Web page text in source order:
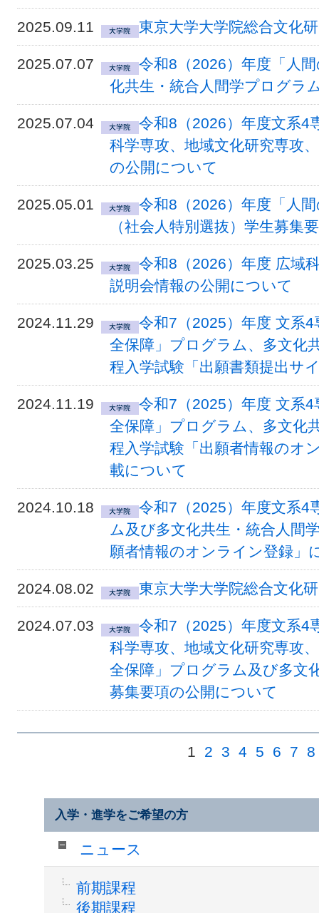
2025.09.11 東京大学大学院総合文化
2025.07.07
令和8（2026）年度「人
化共生・統合人間学プログラ
2025.07.04
令和8（2026）年度文系4
科学専攻、地域文化研究専攻
の公開について
2025.05.01
令和8（2026）年度「人
（社会人特別選抜）学生募集
2025.03.25
令和8（2026）年度 広域
説明会情報の公開について
2024.11.29
令和7（2025）年度 文系
全保障」プログラム、多文化
程入学試験「出願書類提出サ
2024.11.19
令和7（2025）年度 文系
全保障」プログラム、多文化
程入学試験「出願者情報のオ
載について
2024.10.18
令和7（2025）年度文系4
ム及び多文化共生・統合人間
願者情報のオンライン登録」
2024.08.02 東京大学大学院総合文化
2024.07.03
令和7（2025）年度文系4
科学専攻、地域文化研究専攻
全保障」プログラム及び多文
募集要項の公開について
1 2 3 4 5 6 7 8
入学・進学をご希望の方
ニュース
前期課程
後期課程